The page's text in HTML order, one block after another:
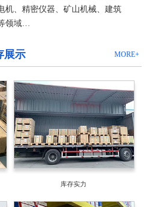
机、精密仪器、矿山机械、建筑
领域…
MORE+
展示
库存实力